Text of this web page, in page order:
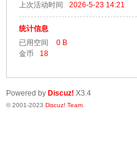
上次活动时间
2026-5-23 14:21
统计信息
已用空间
0 B
金币
18
Powered by Discuz! X3.4
© 2001-2023 Discuz! Team.